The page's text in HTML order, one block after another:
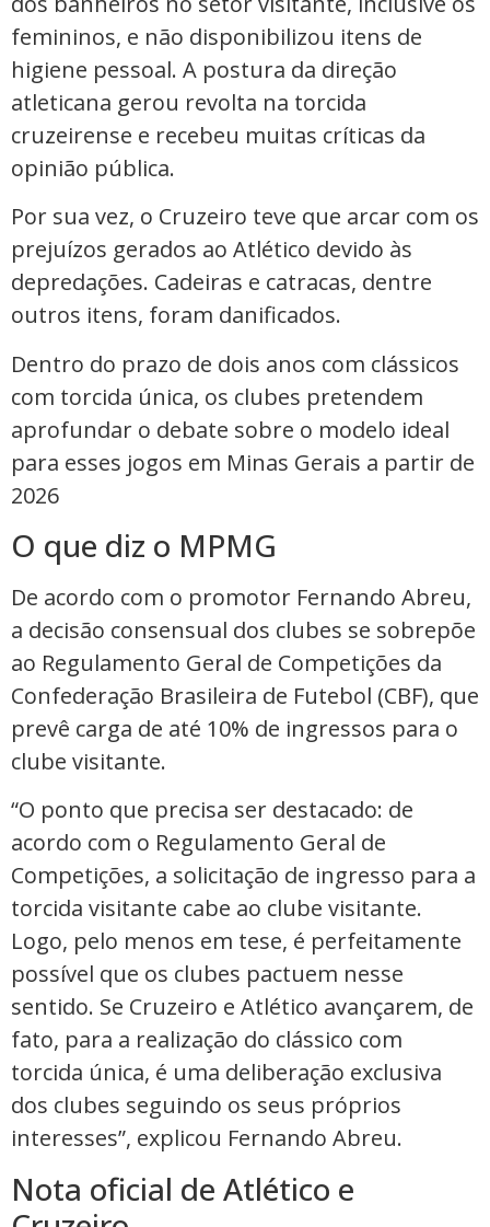
femininos, e não disponibilizou itens de
higiene pessoal. A postura da direção
atleticana gerou revolta na torcida
cruzeirense e recebeu muitas críticas da
opinião pública.
Por sua vez, o Cruzeiro teve que arcar com os
prejuízos gerados ao Atlético devido às
depredações. Cadeiras e catracas, dentre
outros itens, foram danificados.
Dentro do prazo de dois anos com clássicos
com torcida única, os clubes pretendem
aprofundar o debate sobre o modelo ideal
para esses jogos em Minas Gerais a partir de
2026
O que diz o MPMG
De acordo com o promotor Fernando Abreu,
a decisão consensual dos clubes se sobrepõe
ao Regulamento Geral de Competições da
Confederação Brasileira de Futebol (CBF), que
prevê carga de até 10% de ingressos para o
clube visitante.
“O ponto que precisa ser destacado: de
acordo com o Regulamento Geral de
Competições, a solicitação de ingresso para a
torcida visitante cabe ao clube visitante.
Logo, pelo menos em tese, é perfeitamente
possível que os clubes pactuem nesse
sentido. Se Cruzeiro e Atlético avançarem, de
fato, para a realização do clássico com
torcida única, é uma deliberação exclusiva
dos clubes seguindo os seus próprios
interesses”, explicou Fernando Abreu.
Nota oficial de Atlético e